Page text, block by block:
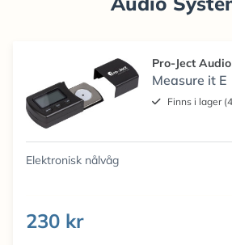
Pro-Ject
Measure it E
Finns i lager
Elektronisk nålvåg
230 kr